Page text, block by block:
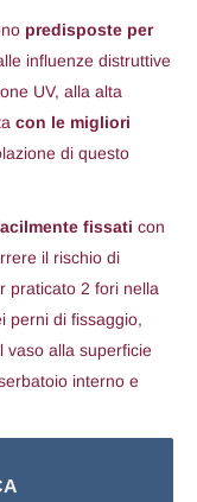
predisposte per
influenze distruttive
UV, alla alta
con le migliori
di questo
fissati con
il rischio di
praticato 2 fori nella
perni di fissaggio,
vaso alla superficie
interno e